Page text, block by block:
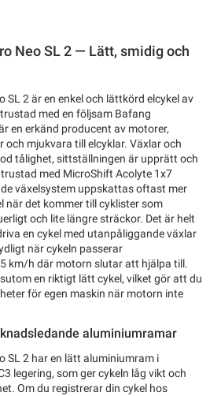
Neo SL 2 — Lätt, smidig och
SL 2 är en enkel och lättkörd elcykel av
med en följsam Bafang
en erkänd producent av motorer,
och mjukvara till elcyklar. Växlar och
tålighet, sittställningen är upprätt och
med MicroShift Acolyte 1x7
växelsystem uppskattas oftast mer
när det kommer till cyklister som
och lite längre sträckor. Det är helt
en cykel med utanpåliggande växlar
när cykeln passerar
km/h där motorn slutar att hjälpa till.
en riktigt lätt cykel, vilket gör att du
för egen maskin när motorn inte
aluminiumramar
SL 2 har en lätt aluminiumram i
legering, som ger cykeln låg vikt och
Om du registrerar din cykel hos